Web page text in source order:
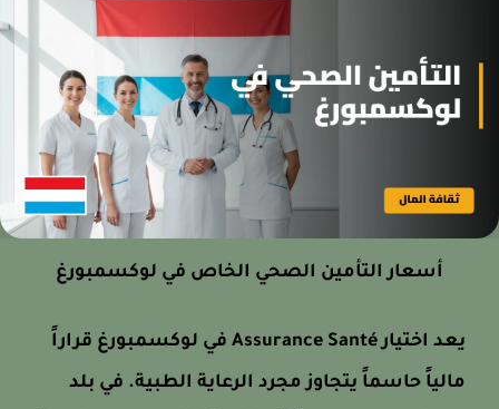
أسعار التأمين الصحي الخاص في لوكسمبورغ
يعد اختيار Assurance Santé في لوكسمبورغ قراراً
مالياً حاسماً يتجاوز مجرد الرعاية الطبية. في بلد